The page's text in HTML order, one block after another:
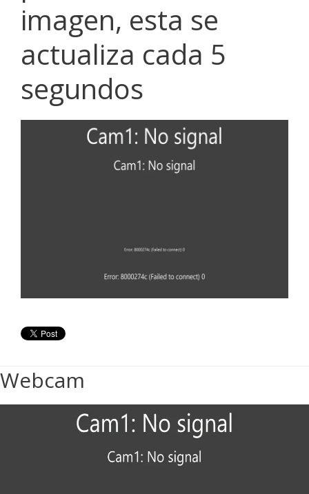
imagen, esta se
actualiza cada 5
segundos
Webcam